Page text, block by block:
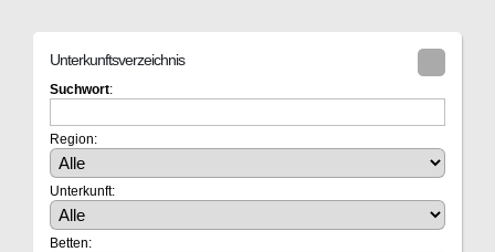
Unterkunftsverzeichnis
Suchwort:
Region:
Unterkunft:
Betten: